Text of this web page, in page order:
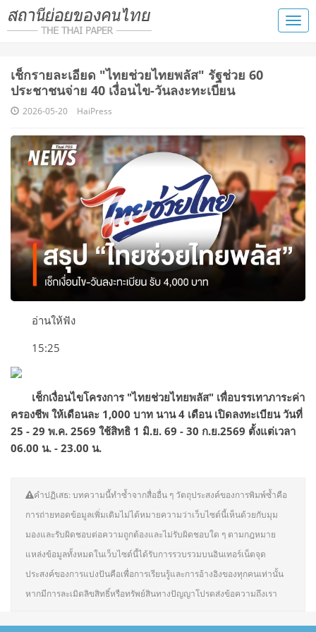
เช็กรายละเอียด "ไทยช่วยไทยพลัส" รัฐช่วย 60
ประชาชนจ่าย 40 เงื่อนไข-วันลงะทะเบียน
2026-05-20 HaiPress
อ่านให้ฟัง
15:25
เช็กเงื่อนไขโครงการ "ไทยช่วยไทยพลัส" เพื่อบรรเทาภาระค่า
ครองชีพ ให้เดือนละ 1,000 บาท นาน 4 เดือน เปิดลงทะเบียน วันที่
25 - 29 พ.ค. 2569 ใช้สิทธิ 1 มิ.ย. 69 - 30 ก.ย.2569 ตั้งแต่เวลา
06.00 น. - 23.00 น.
คำปฏิเสธ: บทความนี้ทำซ้ำจากสื่ออื่น ๆ วัตถุประสงค์ของการพิมพ์ซ้ำคือ
การถ่ายทอดข้อมูลเพิ่มเติมไม่ได้หมายความว่าเว็บไซต์นี้เห็นด้วยกับมุม
มองและรับผิดชอบต่อความถูกต้องและไม่รับผิดชอบใด ๆ ตามกฎหมาย
แหล่งข้อมูลทั้งหมดในเว็บไซต์นี้ได้รับการรวบรวมบนอินเทอร์เน็ตจุด
ประสงค์ของการแบ่งปันคือเพื่อการเรียนรู้และการอ้างอิงของทุกคนเท่านั้น
หากมีการละเมิดลิขสิทธิ์หรือทรัพย์สินทางปัญญาโปรดส่งข้อความถึงเรา